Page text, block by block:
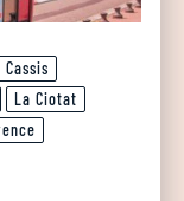
Cassis
La Ciotat